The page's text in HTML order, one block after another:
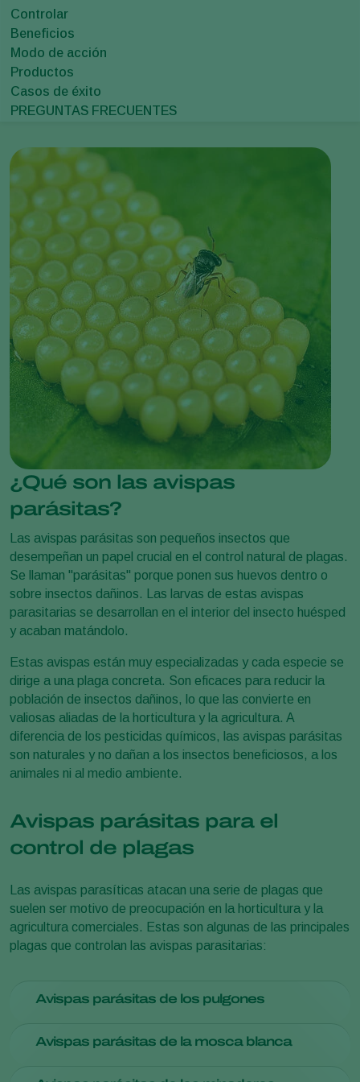
Controlar
Beneficios
Modo de acción
Productos
Casos de éxito
PREGUNTAS FRECUENTES
¿Qué son las avispas
parásitas?
Las avispas parásitas son pequeños insectos que
desempeñan un papel crucial en el control natural de plagas.
Se llaman "parásitas" porque ponen sus huevos dentro o
sobre insectos dañinos. Las larvas de estas avispas
parasitarias se desarrollan en el interior del insecto huésped
y acaban matándolo.
Estas avispas están muy especializadas y cada especie se
dirige a una plaga concreta. Son eficaces para reducir la
población de insectos dañinos, lo que las convierte en
valiosas aliadas de la horticultura y la agricultura. A
diferencia de los pesticidas químicos, las avispas parásitas
son naturales y no dañan a los insectos beneficiosos, a los
animales ni al medio ambiente.
Avispas parásitas para el
control de plagas
Las avispas parasíticas atacan una serie de plagas que
suelen ser motivo de preocupación en la horticultura y la
agricultura comerciales. Estas son algunas de las principales
plagas que controlan las avispas parasitarias:
Avispas parásitas de los pulgones
de cultivos y causar daños al chupar la savia de las plantas y
Avispas parásitas de la mosca blanca